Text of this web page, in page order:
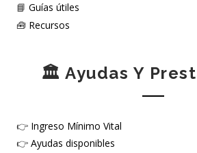
📘 Guías útiles
🧰 Recursos
🏛️ Ayudas Y
👉 Ingreso Mínimo Vital
👉 Ayudas disponibles